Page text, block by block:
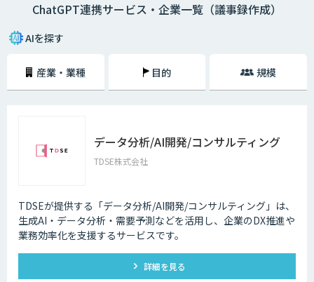
ChatGPT連携サービス・企業一覧（議事録作成）
AIを探す
産業・業種 目的 規模
データ分析/AI開発/コンサルティング
TDSE株式会社
TDSEが提供する「データ分析/AI開発/コンサルティング」は、
生成AI・データ分析・需要予測などを活用し、企業のDX推進や
業務効率化を支援するサービスです。
詳細を見る